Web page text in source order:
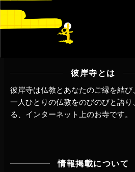
彼岸寺とは
彼岸寺は仏教とあなたのご縁を結び
一人ひとりの仏教をのびのびと語り
る、インターネット上のお寺です。
情報掲載について